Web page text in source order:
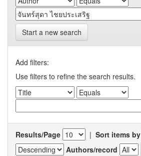
Start a new search
Add filters:
Use filters to refine the search results.
Results/Page | Sort items by
Authors/record